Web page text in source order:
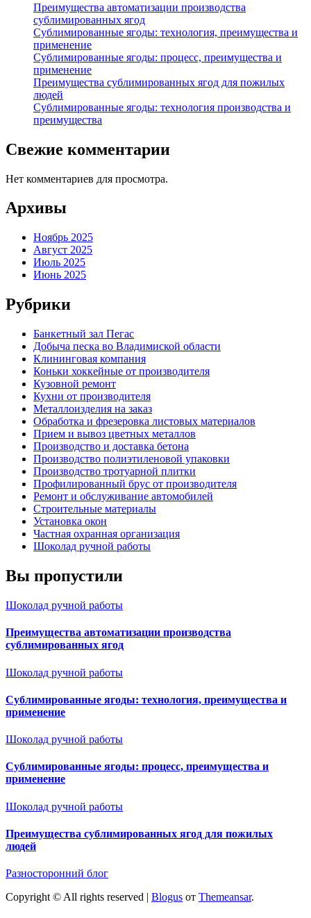
Преимущества автоматизации производства
сублимированных ягод
Сублимированные ягоды: технология, преимущества и
применение
Сублимированные ягоды: процесс, преимущества и
применение
Преимущества сублимированных ягод для пожилых
людей
Сублимированные ягоды: технология производства и
преимущества
Свежие комментарии
Нет комментариев для просмотра.
Архивы
Ноябрь 2025
Август 2025
Июль 2025
Июнь 2025
Рубрики
Банкетный зал Пегас
Добыча песка во Владимиской области
Клининговая компания
Коньки хоккейные от производителя
Кузовной ремонт
Кухни от производителя
Металлоизделия на заказ
Обработка и фрезеровка листовых материалов
Прием и вывоз цветных металлов
Производство и доставка бетона
Производство полиэтиленовой упаковки
Производство тротуарной плитки
Профилированный брус от производителя
Ремонт и обслуживание автомобилей
Строительные материалы
Установка окон
Частная охранная организация
Шоколад ручной работы
Вы пропустили
Шоколад ручной работы
Преимущества автоматизации производства
сублимированных ягод
Шоколад ручной работы
Сублимированные ягоды: технология, преимущества и
применение
Шоколад ручной работы
Сублимированные ягоды: процесс, преимущества и
применение
Шоколад ручной работы
Преимущества сублимированных ягод для пожилых
людей
Разносторонний блог
Copyright © All rights reserved | Blogus от Themeansar.